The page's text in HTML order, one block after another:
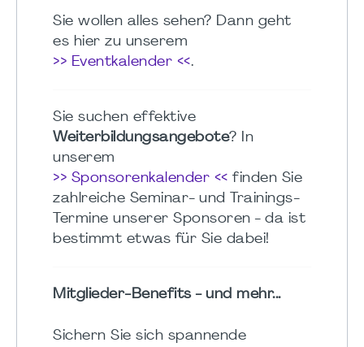
Sie wollen alles sehen? Dann geht
es hier zu unserem
>> Eventkalender <<.
Sie suchen effektive
Weiterbildungsangebote? In
unserem
>> Sponsorenkalender << finden Sie
zahlreiche Seminar- und Trainings-
Termine unserer Sponsoren - da ist
bestimmt etwas für Sie dabei!
Mitglieder-Benefits - und mehr...
Sichern Sie sich spannende